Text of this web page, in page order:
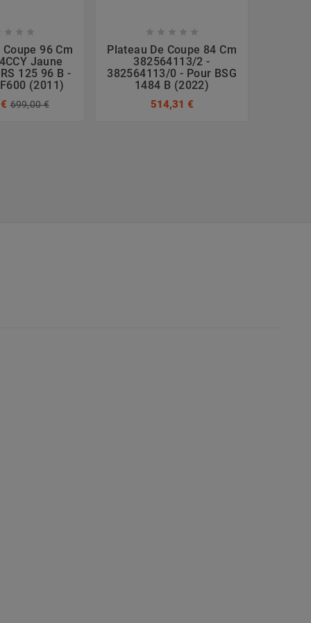
  
96 Cm
Jaune
125 96 B -
(2011)
699,00 €
    
Plateau De Coupe 84 Cm
382564113/2 -
382564113/0 - Pour BSG
1484 B (2022)
514,31 €